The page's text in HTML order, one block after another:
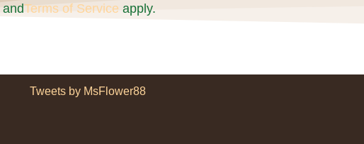
andTerms of Service apply.
Tweets by MsFlower88